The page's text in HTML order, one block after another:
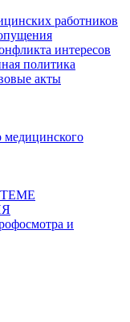
работников
интересов
политика
акты
медицинского
и